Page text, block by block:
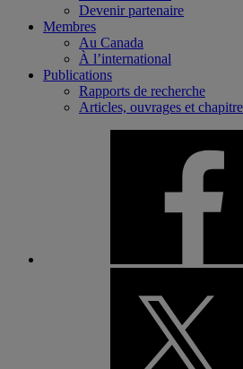
Devenir partenaire
Membres
Au Canada
À l’international
Publications
Rapports de recherche
Articles, ouvrages et